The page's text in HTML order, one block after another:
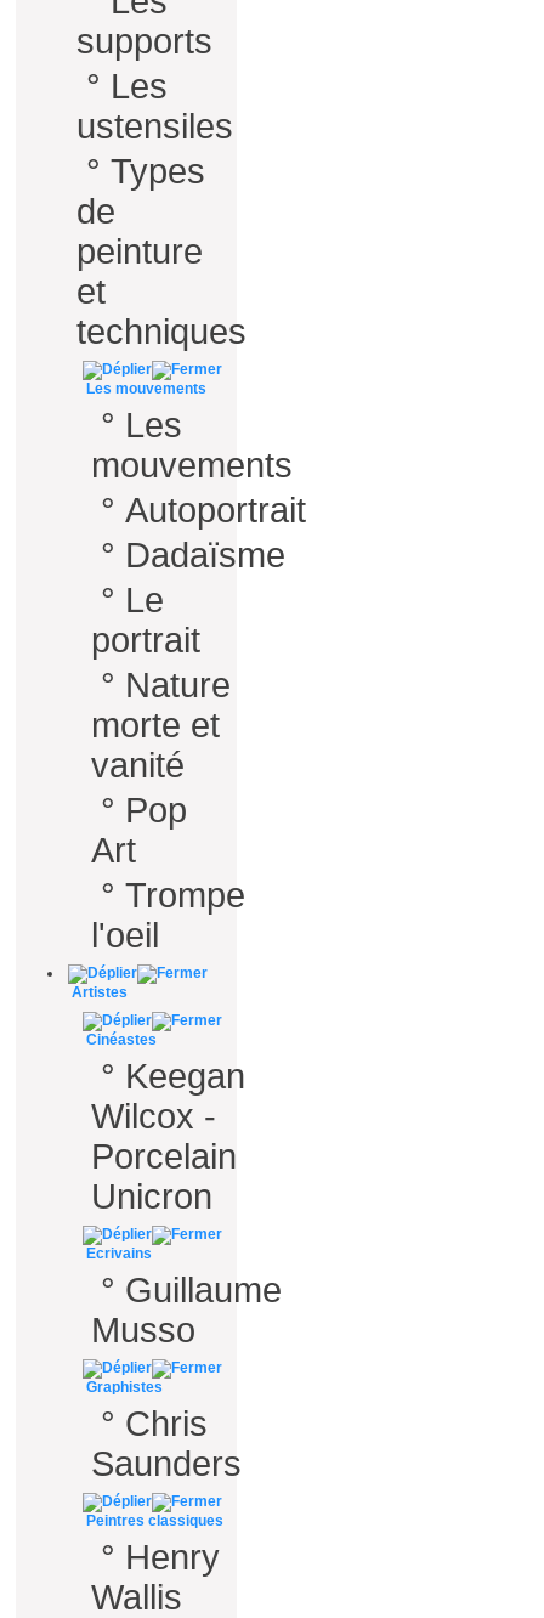
supports
° Les
ustensiles
° Types
de
peinture
et
techniques
Les mouvements
° Les
mouvements
° Autoportrait
° Dadaïsme
° Le
portrait
° Nature
morte et
vanité
° Pop
Art
° Trompe
l'oeil
Artistes
Cinéastes
° Keegan
Wilcox -
Porcelain
Unicron
Ecrivains
° Guillaume
Musso
Graphistes
° Chris
Saunders
Peintres classiques
° Henry
Wallis